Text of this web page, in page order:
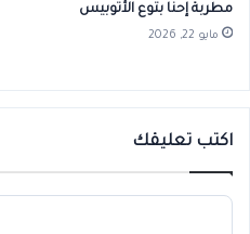
مطربة إحنا بتوع الأتوبيس
مايو 22, 2026
اكتب تعليقك